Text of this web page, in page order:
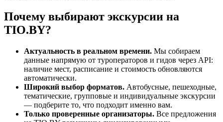
Почему выбирают экскурсии на
TIO.BY?
Актуальность в реальном времени. Мы собираем
данные напрямую от туроператоров и гидов через API:
наличие мест, расписание и стоимость обновляются
автоматически.
Широкий выбор форматов. Автобусные, пешеходные,
тематические, групповые и индивидуальные экскурсии
— подберите то, что подходит именно вам.
Только проверенные организаторы. Все предложения